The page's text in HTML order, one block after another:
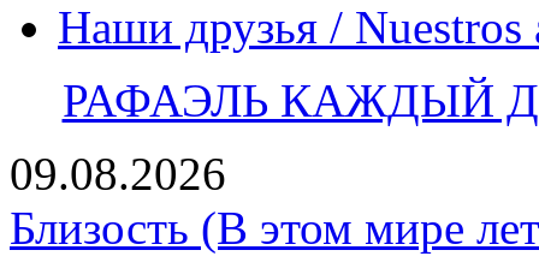
Наши друзья / Nuestros
РАФАЭЛЬ КАЖДЫЙ
09.08.2026
Близость (В этом мире